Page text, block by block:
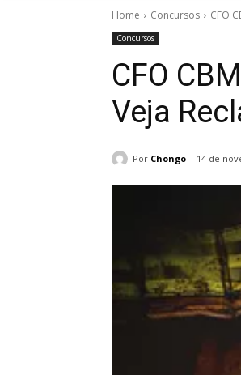
Home Concursos CFO
Concursos
CFO
Veja
Por Chongo 14 de